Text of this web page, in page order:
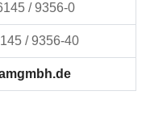
/ 9356-0
/ 9356-40